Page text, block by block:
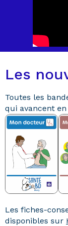
Les
Toutes les
qui avancent
Les fiches-
disponibles sur